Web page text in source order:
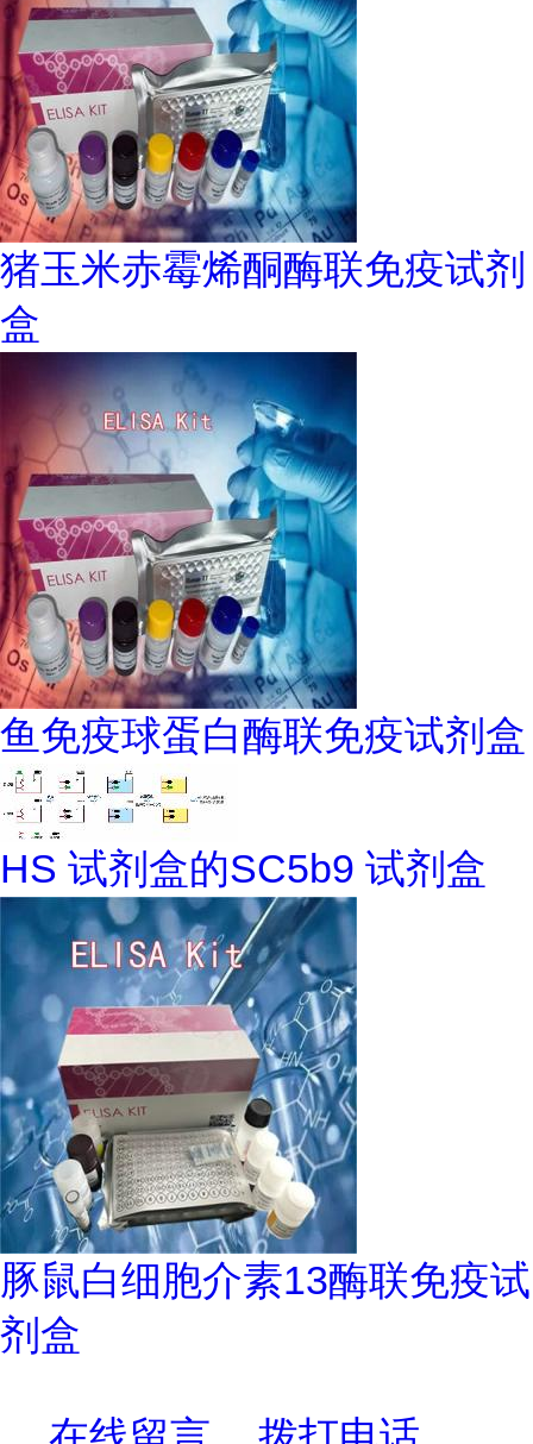
猪玉米赤霉烯酮酶联免疫试剂
盒
鱼免疫球蛋白酶联免疫试剂盒
HS 试剂盒的SC5b9 试剂盒
豚鼠白细胞介素13酶联免疫试
剂盒